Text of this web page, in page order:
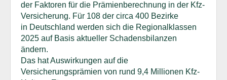
der Faktoren für die Prämienberechnung in der Kfz-
Versicherung. Für 108 der circa 400 Bezirke
in Deutschland werden sich die Regionalklassen
2025 auf Basis aktueller Schadensbilanzen
ändern.
Das hat Auswirkungen auf die
Versicherungsprämien von rund 9,4 Millionen Kfz-